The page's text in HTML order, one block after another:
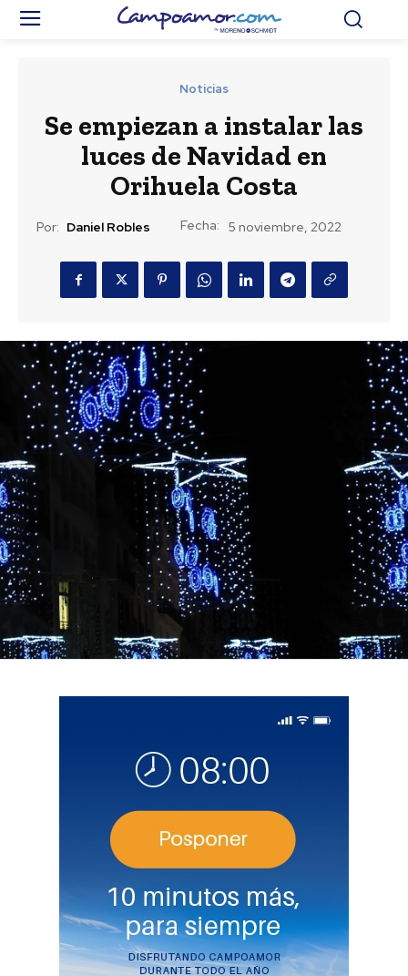
Noticias
Se empiezan a instalar las
luces de Navidad en
Orihuela Costa
Por: Daniel Robles Fecha: 5 noviembre, 2022